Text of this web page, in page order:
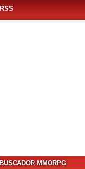
RSS
BUSCADOR MMORPG